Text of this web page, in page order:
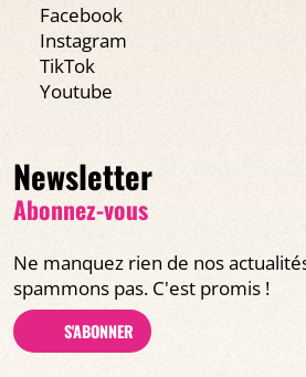
Facebook
Instagram
TikTok
Youtube
Newsletter
Abonnez-vous
Ne manquez rien de nos
spammons pas. C'est promis !
S'ABONNER